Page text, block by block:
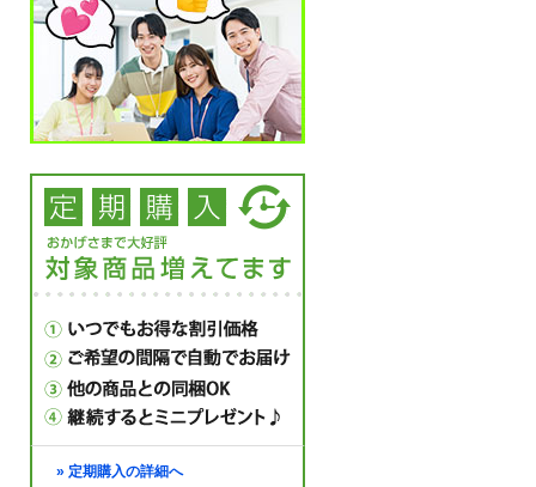
» 定期購入の詳細へ